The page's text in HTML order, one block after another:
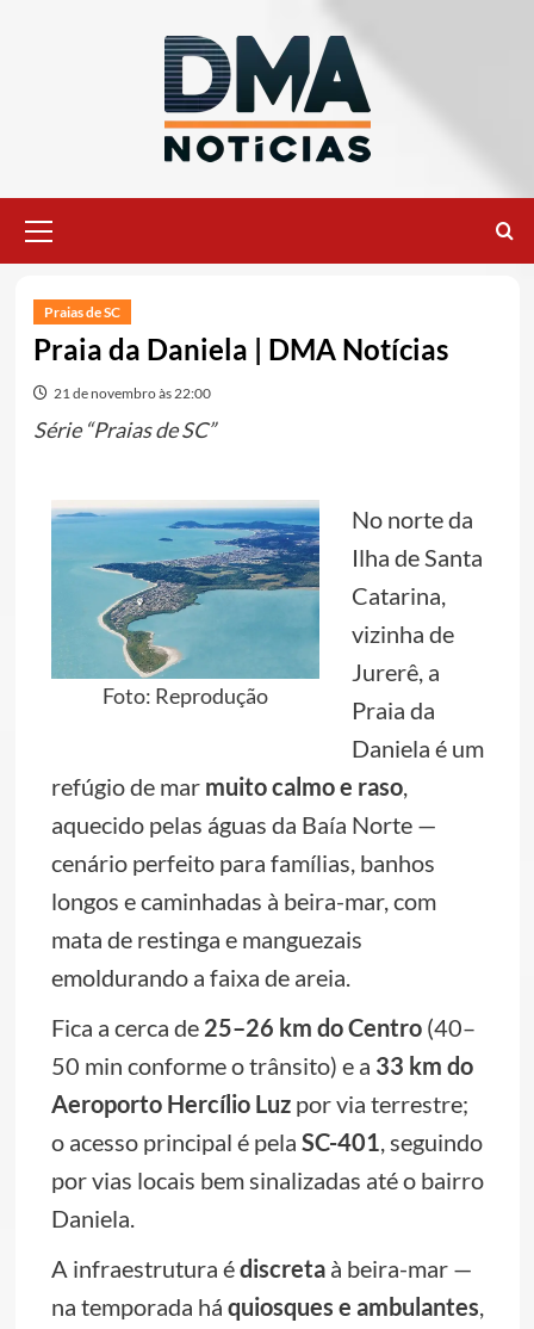
principal
Praias de SC
Praia da Daniela | DMA Notícias
21 de novembro às 22:00
Série “Praias de SC”
Foto: Reprodução
No norte da
Ilha de Santa
Catarina,
vizinha de
Jurerê, a
Praia da
Daniela é um
refúgio de mar muito calmo e raso,
aquecido pelas águas da Baía Norte —
cenário perfeito para famílias, banhos
longos e caminhadas à beira-mar, com
mata de restinga e manguezais
emoldurando a faixa de areia.
Fica a cerca de 25–26 km do Centro(40–
50 min conforme o trânsito) e a 33 km do
Aeroporto Hercílio Luzpor via terrestre;
o acesso principal é pela SC-401, seguindo
por vias locais bem sinalizadas até o bairro
Daniela.
A infraestrutura édiscretaà beira-mar —
na temporada há quiosques e ambulantes,